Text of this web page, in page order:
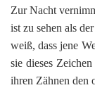
Zur Nacht
ist zu sehen als
weiß, dass jene
sie dieses
ihren Zähnen den